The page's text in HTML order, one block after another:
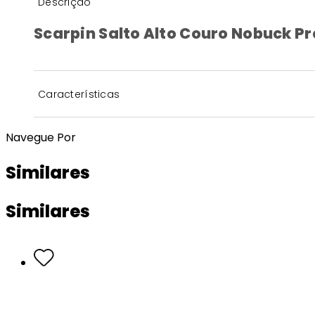
Scarpin Salto Alto Couro Nobuck
Características
Navegue Por
Similares
Similares